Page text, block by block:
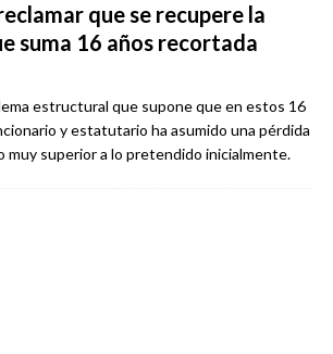
que se recupere la
suma 16 años recortada
estructural que supone que en estos 16
y estatutario ha asumido una pérdida
muy superior a lo pretendido inicialmente.